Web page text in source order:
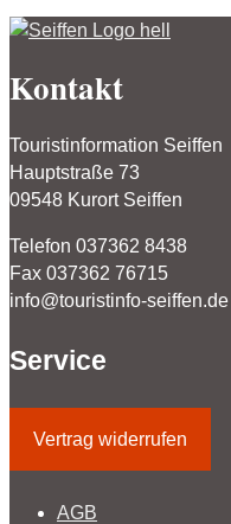
Kontakt
Touristinformation Seiffen
Hauptstraße 73
09548 Kurort Seiffen
Telefon 037362 8438
Fax 037362 76715
info@touristinfo-seiffen.de
Service
Vertrag widerrufen
AGB